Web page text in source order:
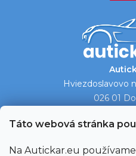
Táto webová stránka
Na Autickar.eu
Hviezdoslavovo
026 01
Ukázať